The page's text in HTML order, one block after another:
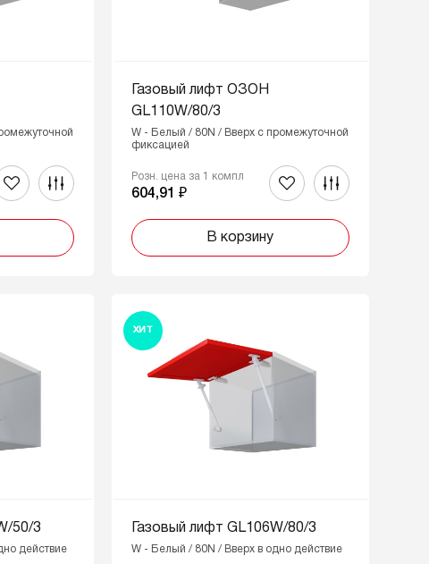
Газовый лифт ОЗОН
GL110W/80/3
W - Белый / 80N / Вверх с промежуточной
фиксацией
Розн. цена за 1 компл
604,91 ₽
В корзину
50/3
действие
ХИТ
Газовый лифт GL106W/80/3
W - Белый / 80N / Вверх в одно действие